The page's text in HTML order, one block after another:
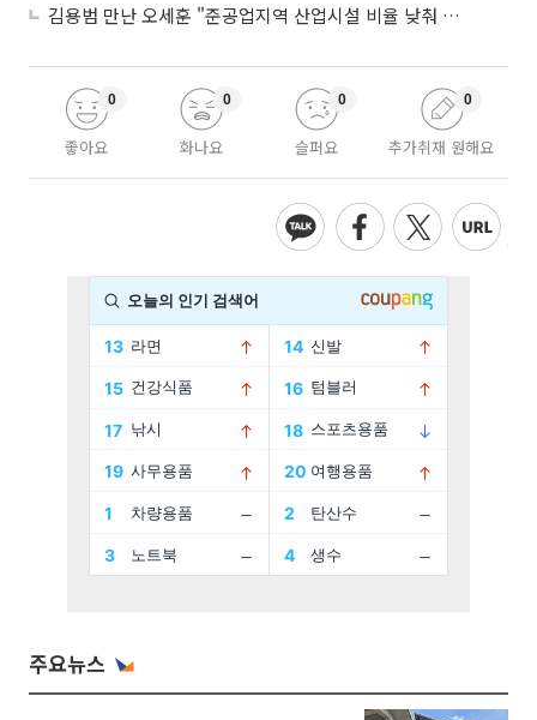
김용범 만난 오세훈 "준공업지역 산업시설 비율 낮춰 공급 늘려야"
좋아요
0
화나요
0
슬퍼요
0
추가취재 원해요
0
주요뉴스